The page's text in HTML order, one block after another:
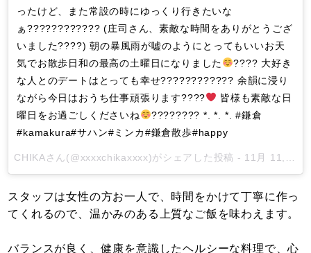
ったけど、また常設の時にゆっくり行きたいな
ぁ???????????? (庄司さん、素敵な時間をありがとうござ
いました????) 朝の暴風雨が嘘のようにとってもいいお天
気でお散歩日和の最高の土曜日になりました
???? 大好き
な人とのデートはとっても幸せ???????????? 余韻に浸り
ながら今日はおうち仕事頑張ります????
皆様も素敵な日
曜日をお過ごしくださいね
???????? *. *. *. #鎌倉
#kamakura#サハン#ミンカ#鎌倉散歩#happy
CHIKAさん(@xxxxchikaxxxx)がシェアした投稿 - 11月 11, 2017 at 3:05午後 PST
スタッフは女性の方お一人で、時間をかけて丁寧に作っ
てくれるので、温かみのある上質なご飯を味わえます。
バランスが良く、健康を意識したヘルシーな料理で、心